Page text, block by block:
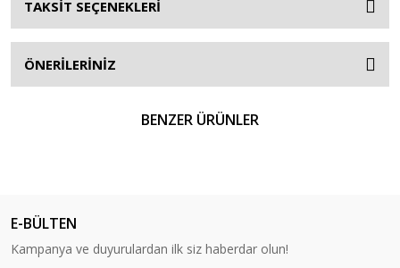
TAKSİT SEÇENEKLERİ
ÖNERİLERİNİZ
BENZER ÜRÜNLER
E-BÜLTEN
Kampanya ve duyurulardan ilk siz haberdar olun!